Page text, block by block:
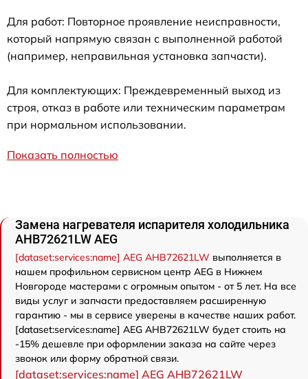
Для работ: Повторное проявление неисправности,
который напрямую связан с выполненной работой
(например, неправильная установка запчасти).
Для комплектующих: Преждевременный выход из
строя, отказ в работе или техническим параметрам
при нормальном использовании.
Показать полностью
Замена нагревателя испарителя холодильника
AHB72621LW AEG
[dataset:services:name] AEG AHB72621LW выполняется в
нашем профильном сервисном центр AEG в Нижнем
Новгороде мастерами с огромным опытом - от 5 лет. На все
виды услуг и запчасти предоставляем расширенную
гарантию - мы в сервисе уверены в качестве наших работ.
[dataset:services:name] AEG AHB72621LW будет стоить на
-15% дешевле при оформлении заказа на сайте через
звонок или форму обратной связи.
[dataset:services:name] AEG AHB72621LW